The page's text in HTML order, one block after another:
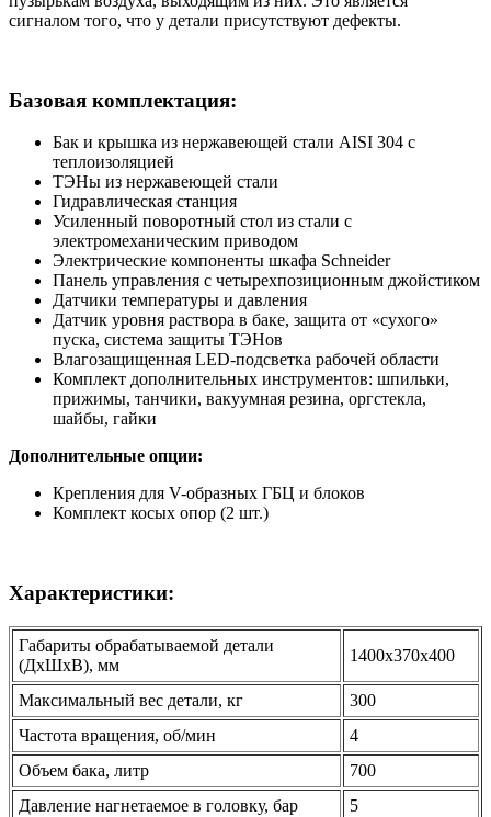
сигналом того, что у детали присутствуют дефекты.
Базовая комплектация:
Бак и крышка из нержавеющей стали AISI 304 с
теплоизоляцией
ТЭНы из нержавеющей стали
Гидравлическая станция
Усиленный поворотный стол из стали с
электромеханическим приводом
Электрические компоненты шкафа Schneider
Панель управления с четырехпозиционным джойстиком
Датчики температуры и давления
Датчик уровня раствора в баке, защита от «сухого»
пуска, система защиты ТЭНов
Влагозащищенная LED-подсветка рабочей области
Комплект дополнительных инструментов: шпильки,
прижимы, танчики, вакуумная резина, оргстекла,
шайбы, гайки
Дополнительные опции:
Крепления для V-образных ГБЦ и блоков
Комплект косых опор (2 шт.)
Характеристики:
Габариты обрабатываемой детали
(ДхШхВ), мм
1400х370х400
Максимальный вес детали, кг
300
Частота вращения, об/мин
4
Объем бака, литр
700
Давление нагнетаемое в головку, бар
5